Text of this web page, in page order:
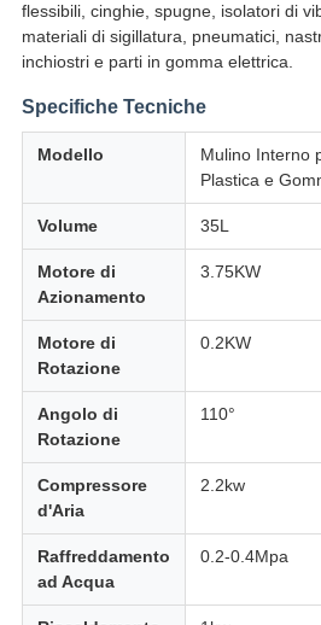
flessibili, cinghie, spugne, isolatori di
materiali di sigillatura, pneumatici,
inchiostri e parti in gomma elettrica.
Specifiche Tecniche
Modello
Mulino Interno
Plastica e
Volume 35L
Motore di
Azionamento
3.75KW
Motore di
Rotazione
0.2KW
Angolo di
Rotazione
110°
Compressore
d'Aria
2.2kw
Raffreddamento
ad Acqua
0.2-0.4Mpa